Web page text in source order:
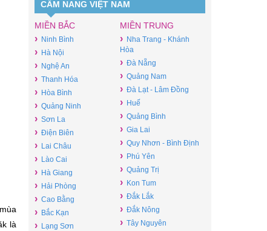
là
CẨM NANG VIỆT NAM
MIỀN BẮC
› Ninh Bình
› Hà Nội
› Nghệ An
› Thanh Hóa
› Hòa Bình
› Quảng Ninh
› Sơn La
› Điện Biên
› Lai Châu
› Lào Cai
› Hà Giang
› Hải Phòng
› Cao Bằng
› Bắc Kạn
› Lạng Sơn
MIỀN TRUNG
› Nha Trang - Khánh
Hòa
› Đà Nẵng
› Quảng Nam
› Đà Lạt - Lâm Đồng
› Huế
› Quảng Bình
› Gia Lai
› Quy Nhơn - Bình Định
› Phú Yên
› Quảng Trị
› Kon Tum
› Đắk Lắk
› Đắk Nông
› Tây Nguyên